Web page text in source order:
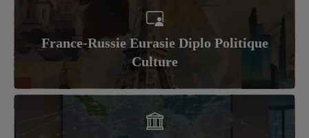
France-Russie Eurasie Diplo Politique
Culture